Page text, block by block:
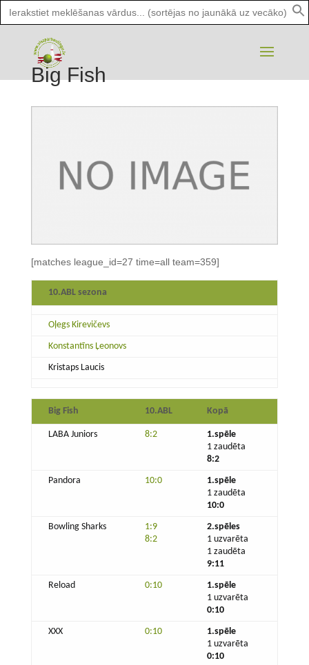
Search
for:
Big Fish
[matches league_id=27 time=all team=359]
10.ABL sezona
Oļegs Kirevičevs
Konstantīns Ļeonovs
Kristaps Laucis
Big Fish 10.ABL Kopā
LABA Juniors 8:2
1.spēle
1 zaudēta
8:2
Pandora 10:0
1.spēle
1 zaudēta
10:0
Bowling Sharks
1:9
8:2
2.spēles
1 uzvarēta
1 zaudēta
9:11
Reload 0:10
1.spēle
1 uzvarēta
0:10
XXX 0:10
1.spēle
1 uzvarēta
0:10